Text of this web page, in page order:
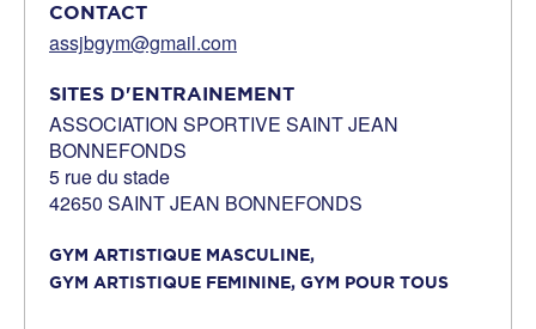
CONTACT
assjbgym@gmail.com
SITES D'ENTRAINEMENT
ASSOCIATION SPORTIVE SAINT JEAN
BONNEFONDS
5 rue du stade
42650 SAINT JEAN BONNEFONDS
GYM ARTISTIQUE MASCULINE,
GYM ARTISTIQUE FEMININE, GYM POUR TOUS